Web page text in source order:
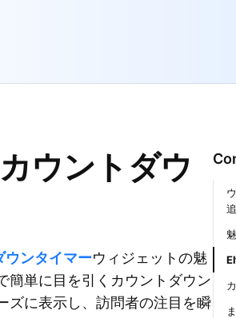
ウントダウ
ンタイマーウィジェットの魅
簡単に目を引くカウントダウン
ズに表示し、訪問者の注目を瞬